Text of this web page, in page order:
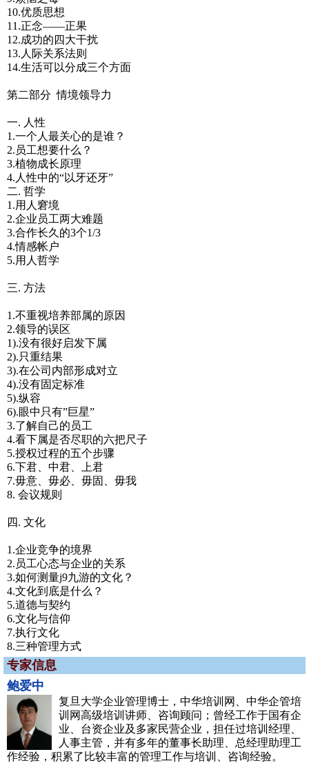
10.优质思想
11.正念——正果
12.成功的四大干扰
13.人际关系法则
14.生活可以分成三个方面
第二部分 情境领导力
一. 人性
1.一个人最关心的是谁？
2.员工想要什么？
3.植物成长原理
4.人性中的“以牙还牙”
二. 哲学
1.用人窘境
2.企业员工两大难题
3.合作长久的3个1/3
4.情感帐户
5.用人哲学
三. 方法
1.不重视培养部属的原因
2.领导的误区
1).没有很好启发下属
2).只重结果
3).在公司内部形成对立
4).没有固定标准
5).纵容
6).眼中只有”巨星”
3.了解自己的员工
4.看下属是否尽职的六把尺子
5.授权过程的五个步骤
6.下君、中君、上君
7.毋意、毋必、毋固、毋我
8. 会议规则
四. 文化
1.企业竞争的境界
2.员工心态与企业的关系
3.如何测量j9九游的文化？
4.文化到底是什么？
5.道德与契约
6.文化与信仰
7.执行文化
8.三种管理方式
专家信息
鲍爱中
复旦大学企业管理博士，中华培训网、中华企管培
训网高级培训讲师、咨询顾问；曾经工作于国有企
业、台资企业及多家民营企业，担任过培训经理、
人事主管，并有多年的董事长助理、总经理助理工
作经验，积累了比较丰富的管理工作与培训、咨询经验。